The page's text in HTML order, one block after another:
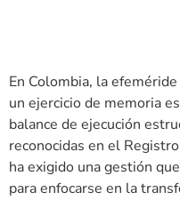
En Colombia, la
un ejercicio de memoria
balance de ejecución
reconocidas en el
ha exigido una gestión
para enfocarse en la